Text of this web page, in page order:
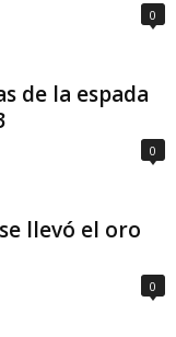
0
de la espada
0
llevó el oro
0